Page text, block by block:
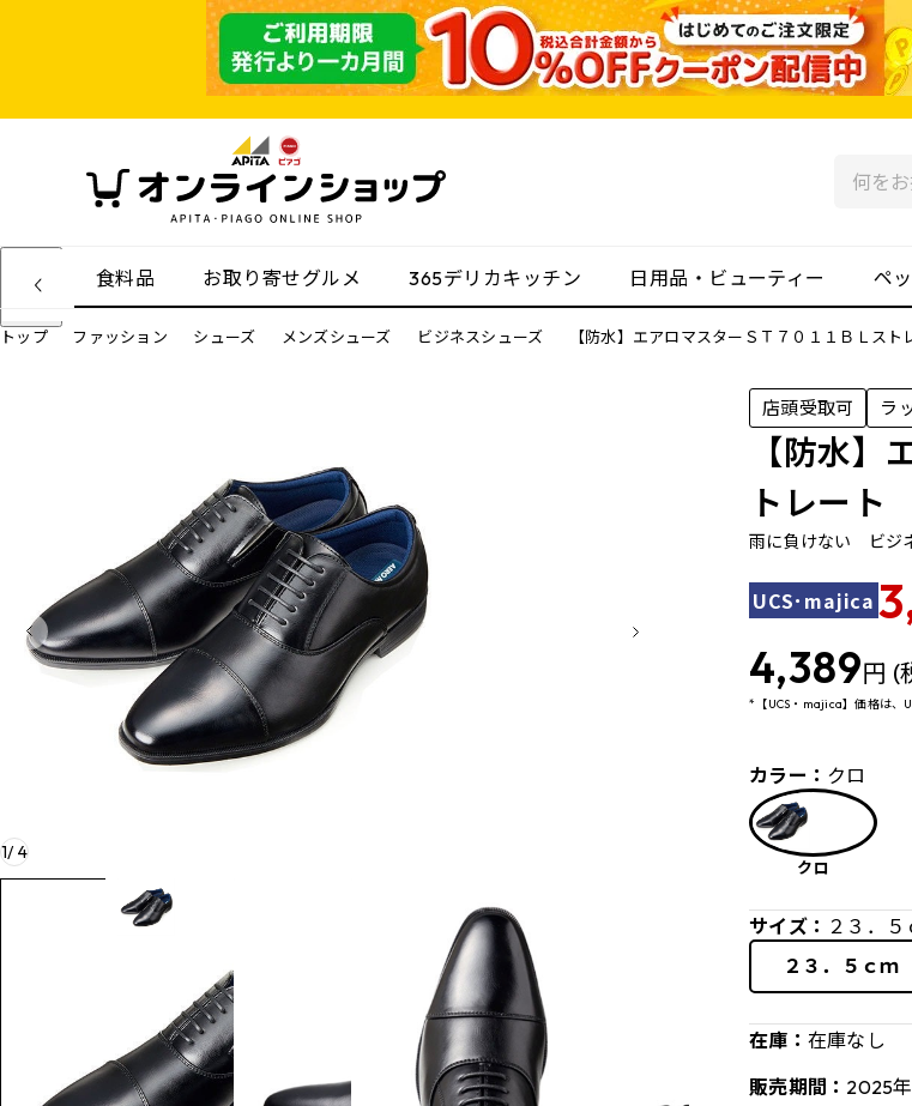
食料品 お取り寄せグルメ 365デリカキッチン 日用品・ビューティー ペ
トップ ファッション シューズ メンズシューズ ビジネスシューズ 【防水】エアロマスターＳＴ７０１１ＢＬスト
1/4
店頭受取可 ラ
【防水
トレート
雨に負けない ビジ
UCS･majica
4,389円 (
*【UCS・majica】価格は、
カラー： クロ
クロ
サイズ： ２３．５
２３．５ｃｍ
在庫： 在庫なし
販売期間： 2025